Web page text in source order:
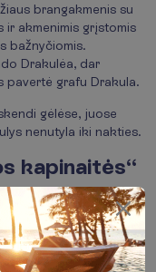
brangakmenis su
ir akmenimis grįstomis
bažnyčiomis.
Drakulėa, dar
pavertė grafu Drakula.
gėlėse, juose
nenutyla iki nakties.
kapinaitės“
neįprasta
turistų traukos vieta.
pavadinimas
Dakijos gyventojų